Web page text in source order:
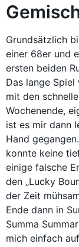
Grundsätzlich
einer 68er und
ersten beiden
Das lange
mit den
Wochenende,
ist es mir dann
Hand
konnte keine
einige falsche
den „Lucky
der Zeit
Ende dann in
Summa
mich einfach